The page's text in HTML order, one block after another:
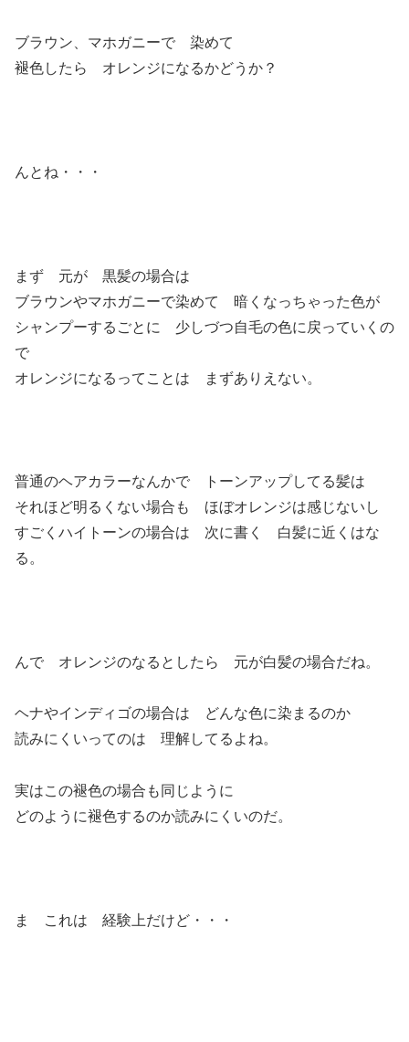
ブラウン、マホガニーで 染めて
褪色したら オレンジになるかどうか？
んとね・・・
まず 元が 黒髪の場合は
ブラウンやマホガニーで染めて 暗くなっちゃった色が
シャンプーするごとに 少しづつ自毛の色に戻っていくの
で
オレンジになるってことは まずありえない。
普通のヘアカラーなんかで トーンアップしてる髪は
それほど明るくない場合も ほぼオレンジは感じないし
すごくハイトーンの場合は 次に書く 白髪に近くはな
る。
んで オレンジのなるとしたら 元が白髪の場合だね。
ヘナやインディゴの場合は どんな色に染まるのか
読みにくいってのは 理解してるよね。
実はこの褪色の場合も同じように
どのように褪色するのか読みにくいのだ。
ま これは 経験上だけど・・・